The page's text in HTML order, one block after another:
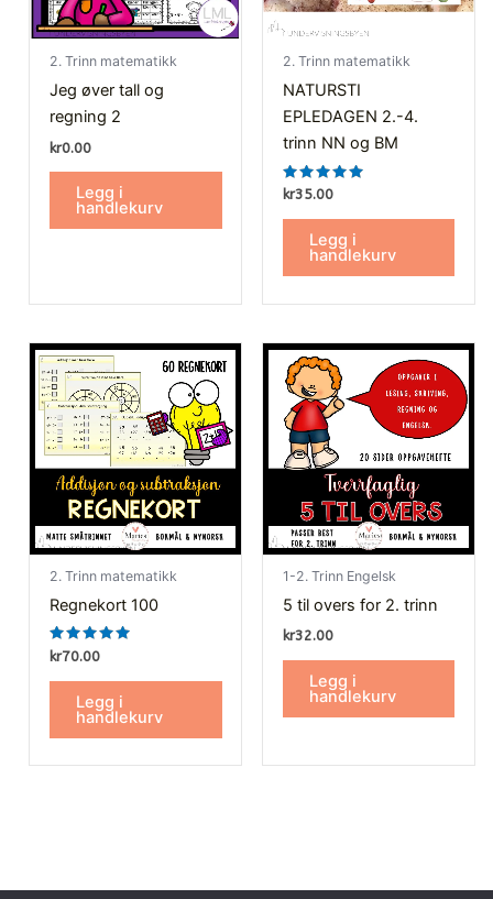
2. Trinn matematikk
Jeg øver tall og
regning 2
kr0.00
Legg i
handlekurv
2. Trinn matematikk
NATURSTI
EPLEDAGEN 2.-4.
trinn NN og BM
Vurdert
av 5
kr35.00
Legg i
handlekurv
2. Trinn matematikk
Regnekort 100
Vurdert
5.00
av 5
kr70.00
Legg i
handlekurv
1-2. Trinn Engelsk
5 til overs for 2. trinn
kr32.00
Legg i
handlekurv